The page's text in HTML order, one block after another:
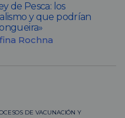
de Pesca: los
y que podrían
Rochna
DE VACUNACIÓN Y